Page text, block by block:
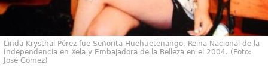
Linda Krysthal Pérez fue Señorita Huehuetenango, Reina Nacional de la
Independencia en Xela y Embajadora de la Belleza en el 2004. (Foto:
José Gómez)